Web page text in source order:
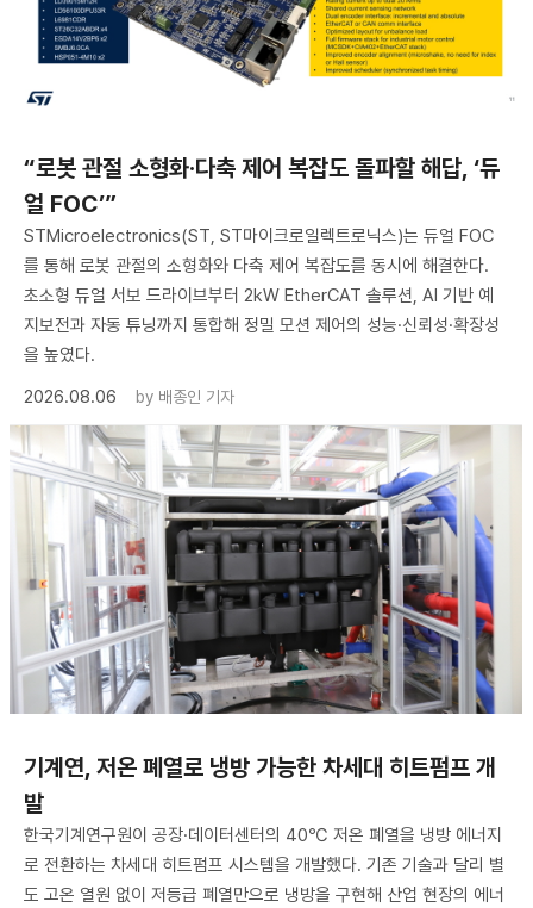
“로봇 관절 소형화·다축 제어 복잡도 돌파할 해답, ‘듀
얼 FOC’”
STMicroelectronics(ST, ST마이크로일렉트로닉스)는 듀얼 FOC
를 통해 로봇 관절의 소형화와 다축 제어 복잡도를 동시에 해결한다.
초소형 듀얼 서보 드라이브부터 2kW EtherCAT 솔루션, AI 기반 예
지보전과 자동 튜닝까지 통합해 정밀 모션 제어의 성능·신뢰성·확장성
을 높였다.
2026.08.06
by 배종인 기자
기계연, 저온 폐열로 냉방 가능한 차세대 히트펌프 개
발
한국기계연구원이 공장·데이터센터의 40℃ 저온 폐열을 냉방 에너지
로 전환하는 차세대 히트펌프 시스템을 개발했다. 기존 기술과 달리 별
도 고온 열원 없이 저등급 폐열만으로 냉방을 구현해 산업 현장의 에너